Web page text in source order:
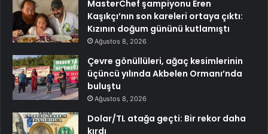
MasterChef şampiyonu Eren
Kaşıkçı’nın son kareleri ortaya çıktı:
Kızının doğum gününü kutlamıştı
Ağustos 8, 2026
Çevre gönüllüleri, ağaç kesimlerinin
üçüncü yılında Akbelen Ormanı’nda
buluştu
Ağustos 8, 2026
Dolar/TL atağa geçti: Bir rekor daha
kırdı